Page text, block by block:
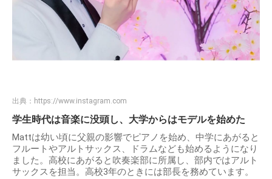
出典： https://www.instagram.com
学生時代は音楽に没頭し、大学からはモデルを始めた
Mattは幼い頃に父親の影響でピアノを始め、中学にあがると
フルートやアルトサックス、ドラムなども始めるようになり
ました。高校にあがると吹奏楽部に所属し、部内ではアルト
サックスを担当。高校3年のときには部長を務めています。